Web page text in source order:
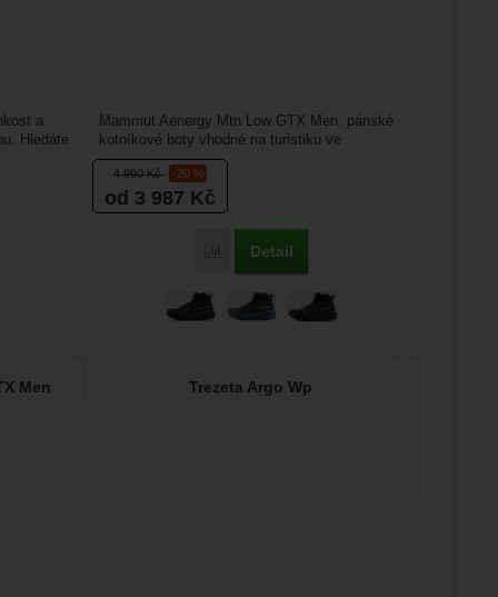
a
Hledáte
4 990Kč -20 %
od 3 987 Kč
Porovnat
Detail
Mammut Aenergy Mtn Low GTX Men: pánské
kotníkové boty vhodné na turistiku ve
skalnatém terénu. Jsou vyrobené...
Men Trezeta Argo Wp